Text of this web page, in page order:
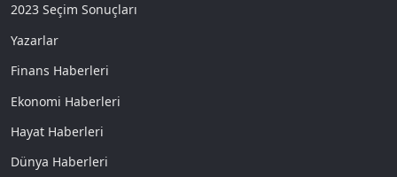
2023 Seçim Sonuçları
Yazarlar
Finans Haberleri
Ekonomi Haberleri
Hayat Haberleri
Dünya Haberleri